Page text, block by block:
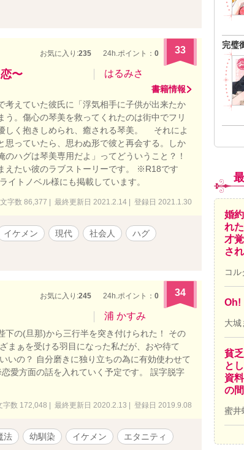
お気に入り:235 24h.ポイント： 0 33
〜 はるみさ
書籍情報
えていた彼氏に「浮気相手に子供が出来たか
。傷心の琴美を救ってくれたのは街中でフリ
しく抱きしめられ、癒される琴美。 それによ
思っていたら、思わぬ形で彼と再会する。しか
ハグは琴美専用だよ」ってどういうこと？！
たい彼のラブストーリーです。 ※R18です
トノベル様にも掲載しています。
文字数 86,377 | 最終更新日 2021.2.14 | 登録日 2021.1.30
イケメン 現代 社会人
ハグ
お気に入り:245 24h.ポイント： 0 34
浦 かすみ
の(旦那)から三行半を突き付けられた！ その
まぁを受ける羽目になった私だが、おや待て
いの？ 自分磨きに独り立ちの為に有効使わせて
愛方面の話を入れていく予定です。 誤字脱字
字数 172,048 | 最終更新日 2020.2.13 | 登録日 2019.9.08
法 幼馴染 イケメン エタニティ
完璧
婚
れ
才
さ
コル
Oh!
大城
貧
と
資
の
蜜井